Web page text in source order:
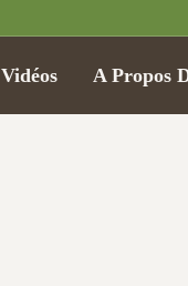
Vidéos A Propos